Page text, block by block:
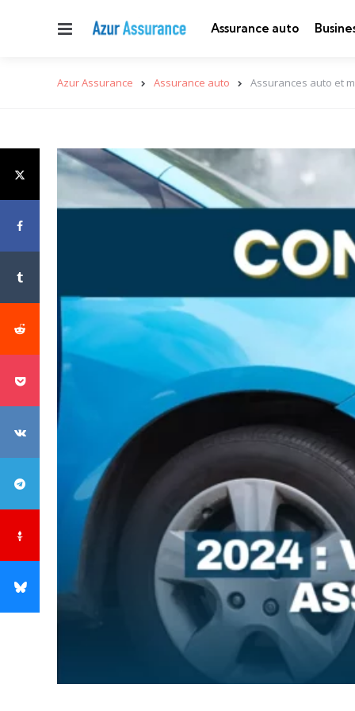
Menu Assurance auto
Azur Assurance Assurance auto Assurances auto et